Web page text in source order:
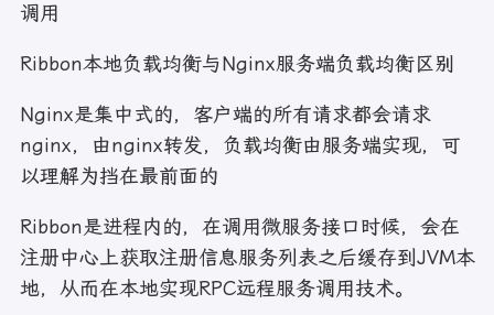
调用
Ribbon本地负载均衡与Nginx服务端负载均衡区别
Nginx是集中式的，客户端的所有请求都会请求
nginx，由nginx转发，负载均衡由服务端实现，可
以理解为挡在最前面的
Ribbon是进程内的，在调用微服务接口时候，会在
注册中心上获取注册信息服务列表之后缓存到JVM本
地，从而在本地实现RPC远程服务调用技术。